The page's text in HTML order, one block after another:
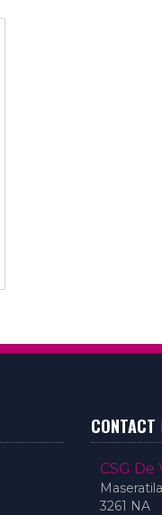
CONTACT
CSG De
3261 NA